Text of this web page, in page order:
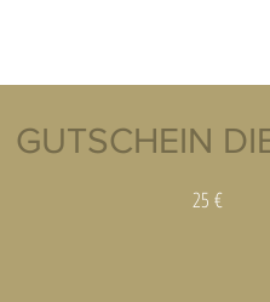
GUTSCHEIN
25 €